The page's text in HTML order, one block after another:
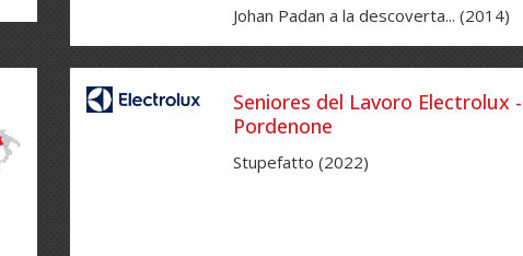
Johan Padan a la descoverta... (2014)
Seniores del Lavoro Electrolux -
Pordenone
Stupefatto (2022)